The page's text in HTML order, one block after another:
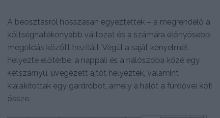
A beosztásról hosszasan egyeztettek – a megrendelő a
költséghatékonyabb változat és a számára előnyösebb
megoldás között hezitált. Végül a saját kényelmét
helyezte előtérbe, a nappali és a hálószoba közé egy
kétszárnyú, üvegezett ajtót helyeztek, valamint
kialakítottak egy gardróbot, amely a hálót a fürdővel köti
össze.